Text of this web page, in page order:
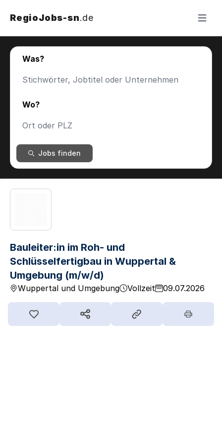
RegioJobs-sn.de Menü
Was?
Wo?
Jobs finden
Bauleiter:in im Roh- und
Schlüsselfertigbau in Wuppertal &
Umgebung (m/w/d)
Wuppertal und Umgebung Vollzeit 09.07.2026